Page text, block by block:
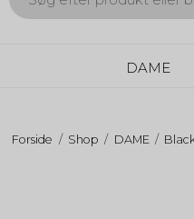
DAME
Forside / Shop / DAME /